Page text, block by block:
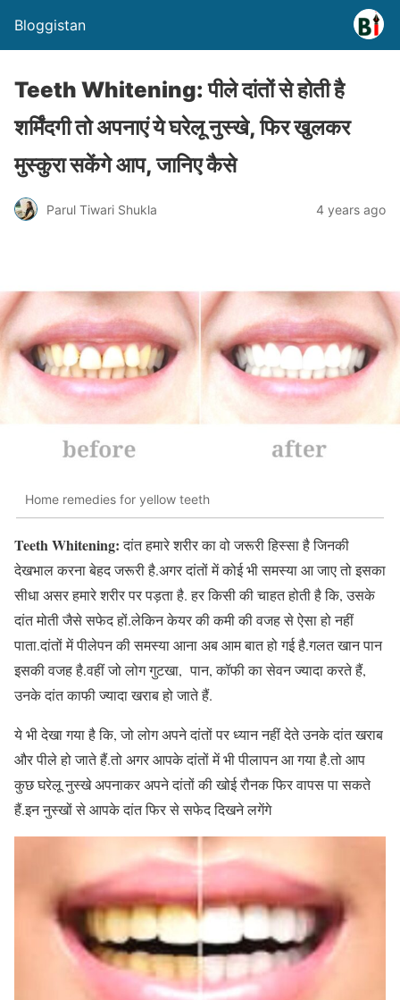
Bloggistan
Teeth Whitening: पीले दांतों से होती है
शर्मिंदगी तो अपनाएं ये घरेलू नुस्खे, फिर खुलकर
मुस्कुरा सकेंगे आप, जानिए कैसे
Parul Tiwari Shukla 4 years ago
Home remedies for yellow teeth
Teeth Whitening:दांत हमारे शरीर का वो जरूरी हिस्सा है जिनकी
देखभाल करना बेहद जरूरी है.अगर दांतों में कोई भी समस्या आ जाए तो इसका
सीधा असर हमारे शरीर पर पड़ता है. हर किसी की चाहत होती है कि, उसके
दांत मोती जैसे सफेद हों.लेकिन केयर की कमी की वजह से ऐसा हो नहीं
पाता.दांतों में पीलेपन की समस्या आना अब आम बात हो गई है.गलत खान पान
इसकी वजह है.वहीं जो लोग गुटखा, पान, कॉफी का सेवन ज्यादा करते हैं,
उनके दांत काफी ज्यादा खराब हो जाते हैं.
ये भी देखा गया है कि, जो लोग अपने दांतों पर ध्यान नहीं देते उनके दांत खराब
और पीले हो जाते हैं.तो अगर आपके दांतों में भी पीलापन आ गया है.तो आप
कुछ घरेलू नुस्खे अपनाकर अपने दांतों की खोई रौनक फिर वापस पा सकते
हैं.इन नुस्खों से आपके दांत फिर से सफेद दिखने लगेंगे